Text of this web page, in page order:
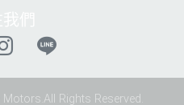
Rights Reserved.